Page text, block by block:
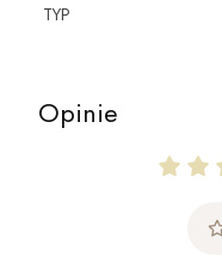
TYP
Opinie